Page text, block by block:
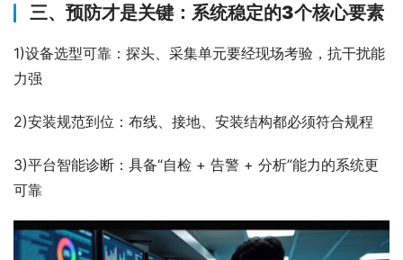
三、预防才是关键：系统稳定的3个核心要素
1)设备选型可靠：探头、采集单元要经现场考验，抗干扰能
力强
2)安装规范到位：布线、接地、安装结构都必须符合规程
3)平台智能诊断：具备“自检 + 告警 + 分析”能力的系统更
可靠